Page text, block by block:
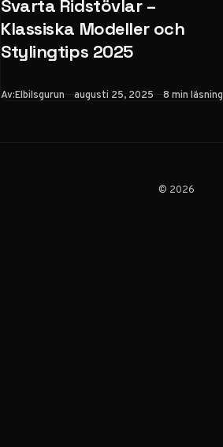
Svarta Ridstövlar –
Klassiska Modeller och
Stylingtips 2025
Av:Elbilsgurun Publicerad
augusti 25, 2025 8 min läsning
© 2026